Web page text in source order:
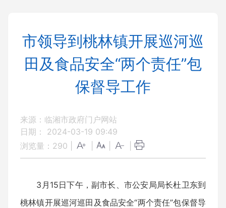
市领导到桃林镇开展巡河巡
田及食品安全“两个责任”包
保督导工作
来源：临湘市政府门户网站
日期： 2024-03-19 09:49
浏览量： 290
3月15日下午，副市长、市公安局局长杜卫东到
桃林镇开展巡河巡田及食品安全“两个责任”包保督导